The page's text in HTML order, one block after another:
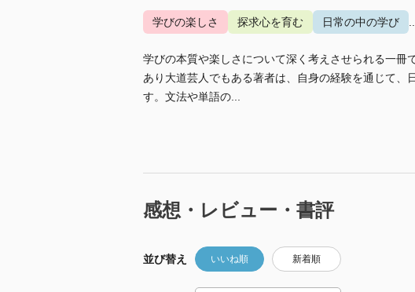
学びの楽しさ 探求心を育む 日常の中の学び
学びの本質や楽しさについて深く考えさせられる一冊
あり大道芸人でもある著者は、自身の経験を通じて、
す。文法や単語の...
感想・レビュー・書評
並び替え いいね順 新着順